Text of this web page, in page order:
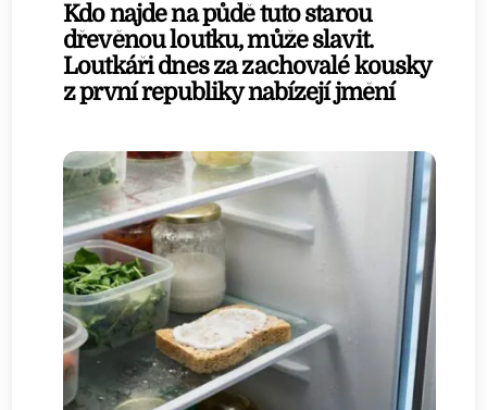
Kdo najde na půdě tuto starou
dřevěnou loutku, může slavit.
Loutkáři dnes za zachovalé kousky
z první republiky nabízejí jmění